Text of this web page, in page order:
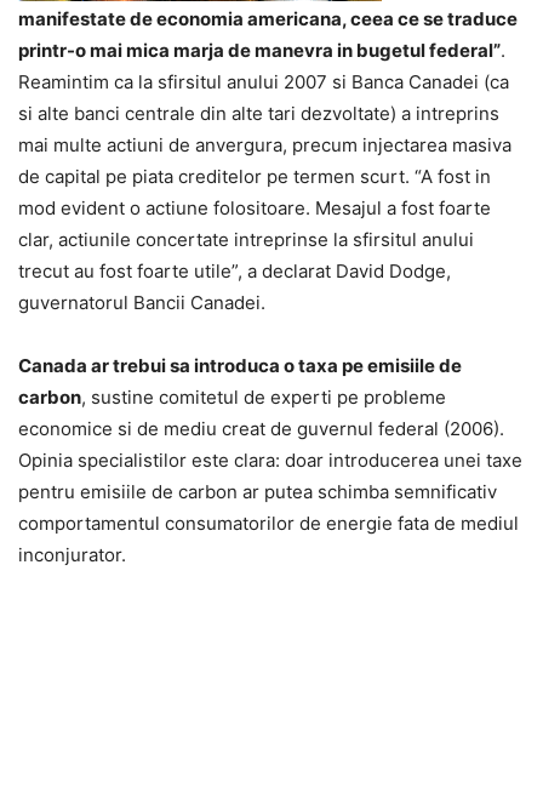
manifestate de economia americana, ceea ce se traduce
printr-o mai mica marja de manevra in bugetul federal”.
Reamintim ca la sfirsitul anului 2007 si Banca Canadei (ca
si alte banci centrale din alte tari dezvoltate) a intreprins
mai multe actiuni de anvergura, precum injectarea masiva
de capital pe piata creditelor pe termen scurt. “A fost in
mod evident o actiune folositoare. Mesajul a fost foarte
clar, actiunile concertate intreprinse la sfirsitul anului
trecut au fost foarte utile”, a declarat David Dodge,
guvernatorul Bancii Canadei.
Canada ar trebui sa introduca o taxa pe emisiile de
carbon, sustine comitetul de experti pe probleme
economice si de mediu creat de guvernul federal (2006).
Opinia specialistilor este clara: doar introducerea unei taxe
pentru emisiile de carbon ar putea schimba semnificativ
comportamentul consumatorilor de energie fata de mediul
inconjurator.